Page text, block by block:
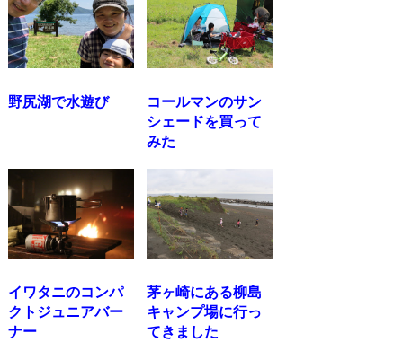
野尻湖で水遊び
コールマンのサン
シェードを買って
みた
イワタニのコンパ
クトジュニアバー
ナー
茅ヶ崎にある柳島
キャンプ場に行っ
てきました